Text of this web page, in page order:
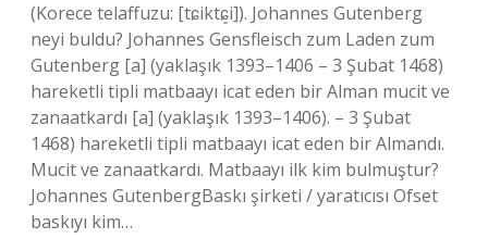
(Korece telaffuzu: [tɕiktɕ͈i]). Johannes Gutenberg
neyi buldu? Johannes Gensfleisch zum Laden zum
Gutenberg [a] (yaklaşık 1393–1406 – 3 Şubat 1468)
hareketli tipli matbaayı icat eden bir Alman mucit ve
zanaatkardı [a] (yaklaşık 1393–1406). – 3 Şubat
1468) hareketli tipli matbaayı icat eden bir Almandı.
Mucit ve zanaatkardı. Matbaayı ilk kim bulmuştur?
Johannes GutenbergBaskı şirketi / yaratıcısı Ofset
baskıyı kim…